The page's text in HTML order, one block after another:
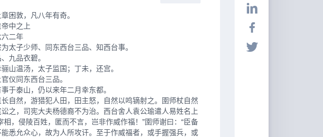
敦，凡八年有奇。
中之上
二年
子少师、同东西台三品、知西台事。
九品衣碧。
温汤，太子监国；丁未，还宫。
同东西台三品。
泰山，仍以来年二月幸东都。
然，游猎犯人田，田主怒，自然以鸣镝射之。圉师杖自然
之，司宪大夫杨德裔不为治。西台舍人袁公瑜遣人易姓名上
相，侵陵百姓，匿而不言，岂非作威作福！”圉师谢曰：“臣备
悉允众心，故为人所攻讦。至于作威福者，或手握强兵，或